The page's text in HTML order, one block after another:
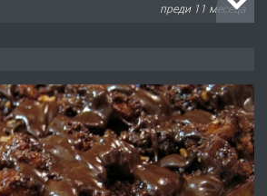
преди 11 месеца
преди 1 година
Работа за общи работници